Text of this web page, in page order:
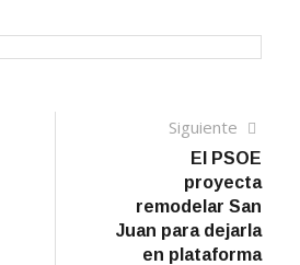
Siguiente
El PSOE
proyecta
remodelar San
Juan para dejarla
en plataforma